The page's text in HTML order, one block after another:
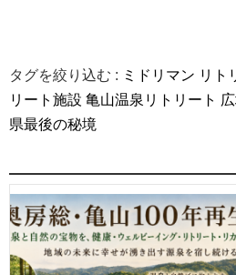
タグを絞り込む : ミドリマン リト
リート施設 亀山温泉リトリート
県最後の秘境